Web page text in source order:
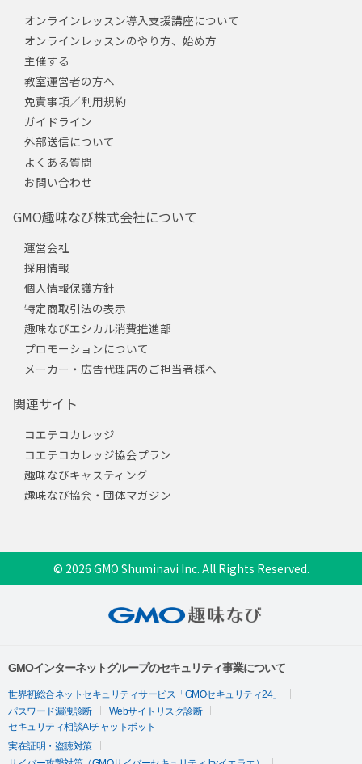
オンラインレッスン導入支援講座について
オンラインレッスンのやり方、始め方
主催する
教室運営者の方へ
免責事項／利用規約
ガイドライン
外部送信について
よくある質問
お問い合わせ
GMO趣味なび株式会社について
運営会社
採用情報
個人情報保護方針
特定商取引法の表示
趣味なびエシカル消費推進部
プロモーションについて
メーカー・広告代理店のご担当者様へ
関連サイト
コエテコカレッジ
コエテコカレッジ協会プラン
趣味なびキャスティング
趣味なび協会・団体マガジン
© 2026 GMO Shuminavi Inc. All Rights Reserved.